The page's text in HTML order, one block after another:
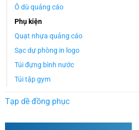
Ô dù quảng cáo
Phụ kiện
Quạt nhựa quảng cáo
Sạc dự phòng in logo
Túi đựng bình nước
Túi tập gym
Tạp dề đồng phục